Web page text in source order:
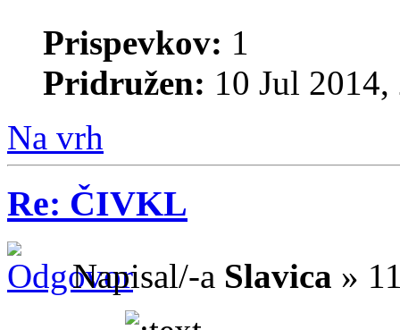
Prispevkov: 1
Pridružen: 10 Jul 2014,
Na vrh
Re: ČIVKL
Napisal/-a Slavica »